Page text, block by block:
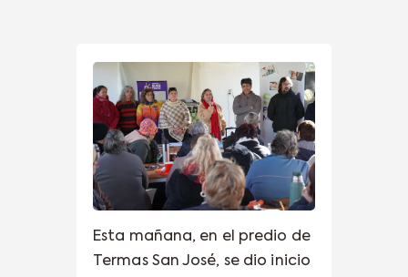
Esta mañana, en el predio de
Termas San José, se dio inicio